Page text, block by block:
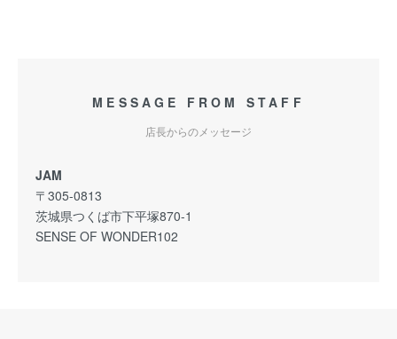
MESSAGE FROM STAFF
店長からのメッセージ
JAM
〒305-0813
茨城県つくば市下平塚870-1
SENSE OF WONDER102